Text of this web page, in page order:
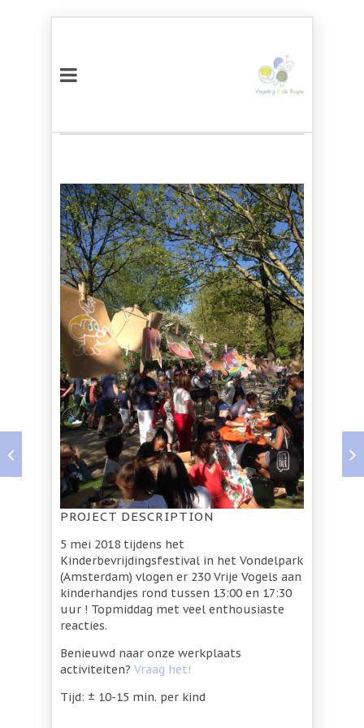
PROJECT DESCRIPTION
5 mei 2018 tijdens het
Kinderbevrijdingsfestival in het Vondelpark
(Amsterdam) vlogen er 230 Vrije Vogels aan
kinderhandjes rond tussen 13:00 en 17:30
uur ! Topmiddag met veel enthousiaste
reacties.
Benieuwd naar onze werkplaats
activiteiten? Vraag het!
Tijd: ± 10-15 min. per kind